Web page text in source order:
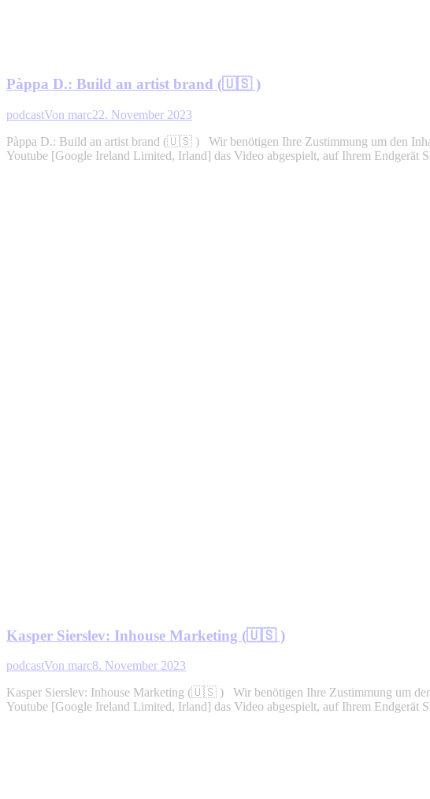
Pàppa D.: Build an artist brand (🇺🇸 )
podcastVon marc22. November 2023
Pàppa D.: Build an artist brand (🇺🇸 ) Wir benötigen Ihre Zustimmung um den
Youtube [Google Ireland Limited, Irland] das Video abgespielt, auf Ihrem Endgerät
Kasper Sierslev: Inhouse Marketing (🇺🇸 )
podcastVon marc8. November 2023
Kasper Sierslev: Inhouse Marketing (🇺🇸 ) Wir benötigen Ihre Zustimmung um
Youtube [Google Ireland Limited, Irland] das Video abgespielt, auf Ihrem Endgerät